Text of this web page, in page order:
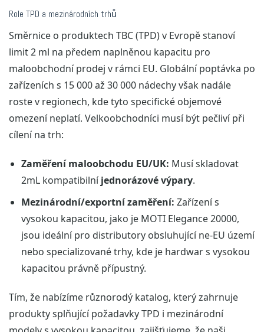
Role TPD a mezinárodních trhů
Směrnice o produktech TBC (TPD) v Evropě stanoví
limit 2 ml na předem naplněnou kapacitu pro
maloobchodní prodej v rámci EU. Globální poptávka po
zařízeních s 15 000 až 30 000 nádechy však nadále
roste v regionech, kde tyto specifické objemové
omezení neplatí. Velkoobchodníci musí být pečliví při
cílení na trh:
Zaměření maloobchodu EU/UK: Musí skladovat
2mL kompatibilníjednorázové výpary.
Mezinárodní/exportní zaměření: Zařízení s
vysokou kapacitou, jako je MOTI Elegance 20000,
jsou ideální pro distributory obsluhující ne-EU území
nebo specializované trhy, kde je hardwar s vysokou
kapacitou právně přípustný.
Tím, že nabízíme různorodý katalog, který zahrnuje
produkty splňující požadavky TPD i mezinárodní